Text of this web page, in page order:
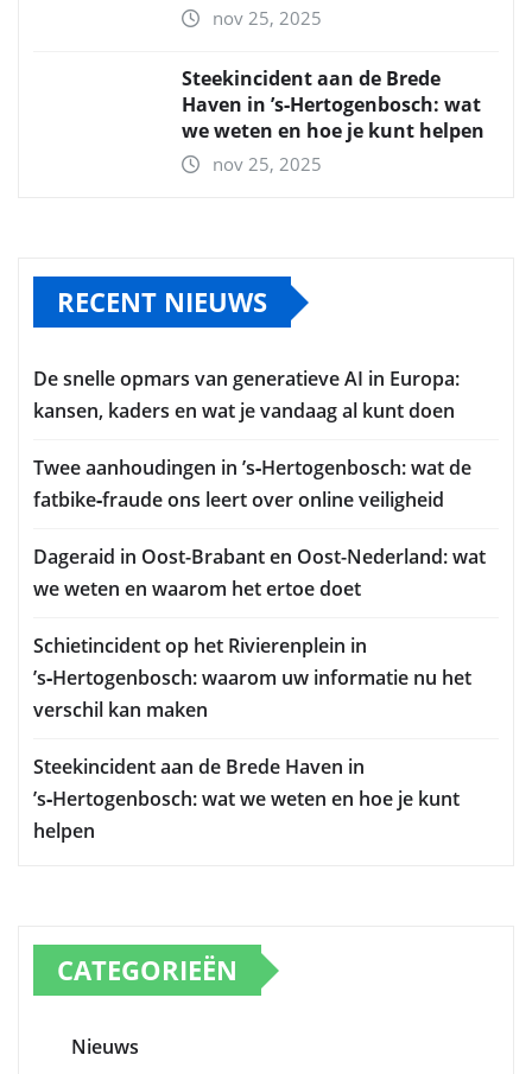
nov 25, 2025
Steekincident aan de Brede
Haven in ’s‑Hertogenbosch: wat
we weten en hoe je kunt helpen
nov 25, 2025
RECENT NIEUWS
De snelle opmars van generatieve AI in Europa:
kansen, kaders en wat je vandaag al kunt doen
Twee aanhoudingen in ’s‑Hertogenbosch: wat de
fatbike‑fraude ons leert over online veiligheid
Dageraid in Oost-Brabant en Oost-Nederland: wat
we weten en waarom het ertoe doet
Schietincident op het Rivierenplein in
’s‑Hertogenbosch: waarom uw informatie nu het
verschil kan maken
Steekincident aan de Brede Haven in
’s‑Hertogenbosch: wat we weten en hoe je kunt
helpen
CATEGORIEËN
Nieuws